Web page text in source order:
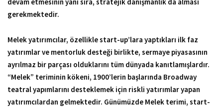
gerekmektedir.
Melek yatırımcılar, özellikle start-up’lara yaptıkları ilk faz
yatırımlar ve mentorluk desteği birlikte, sermaye piyasasının
ayrılmaz bir parçası olduklarını tüm dünyada kanıtlamışlardır.
“Melek” teriminin kökeni, 1900’lerin başlarında Broadway
teatral yapımlarını desteklemek için riskli yatırımlar yapan
yatırımcılardan gelmektedir. Günümüzde Melek terimi, start-